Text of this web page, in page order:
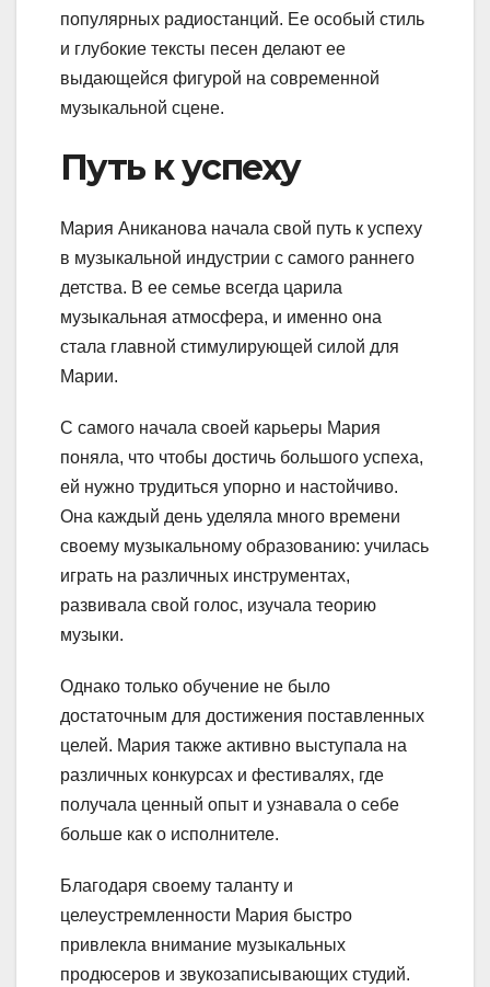
популярных радиостанций. Ее особый стиль
и глубокие тексты песен делают ее
выдающейся фигурой на современной
музыкальной сцене.
Путь к успеху
Мария Аниканова начала свой путь к успеху
в музыкальной индустрии с самого раннего
детства. В ее семье всегда царила
музыкальная атмосфера, и именно она
стала главной стимулирующей силой для
Марии.
С самого начала своей карьеры Мария
поняла, что чтобы достичь большого успеха,
ей нужно трудиться упорно и настойчиво.
Она каждый день уделяла много времени
своему музыкальному образованию: училась
играть на различных инструментах,
развивала свой голос, изучала теорию
музыки.
Однако только обучение не было
достаточным для достижения поставленных
целей. Мария также активно выступала на
различных конкурсах и фестивалях, где
получала ценный опыт и узнавала о себе
больше как о исполнителе.
Благодаря своему таланту и
целеустремленности Мария быстро
привлекла внимание музыкальных
продюсеров и звукозаписывающих студий.